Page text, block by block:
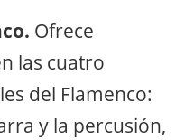
Ofrece
las cuatro
del Flamenco:
y la percusión,